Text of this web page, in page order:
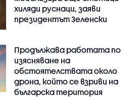
хиляди руснаци, заяви
президентът Зеленски
Продължава работата по
изясняване на
обстоятелствата около
дрона, който се взриви на
българска територия